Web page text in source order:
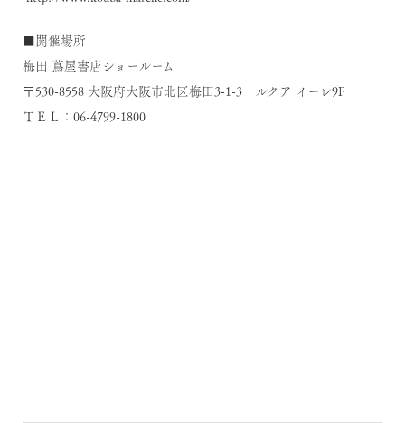
■開催場所
梅田 蔦屋書店ショールーム
〒530-8558 大阪府大阪市北区梅田3-1-3 ルクア イーレ9F
ＴＥＬ：06-4799-1800